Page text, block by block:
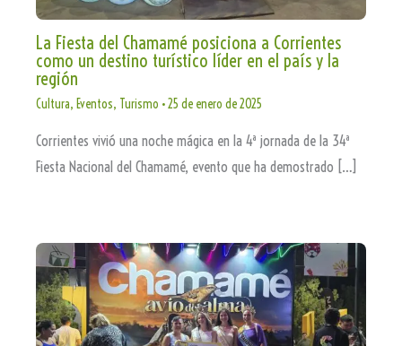
La Fiesta del Chamamé posiciona a Corrientes
como un destino turístico líder en el país y la
región
Cultura, Eventos, Turismo •25 de enero de 2025
Corrientes vivió una noche mágica en la 4ª jornada de la 34ª
Fiesta Nacional del Chamamé, evento que ha demostrado […]